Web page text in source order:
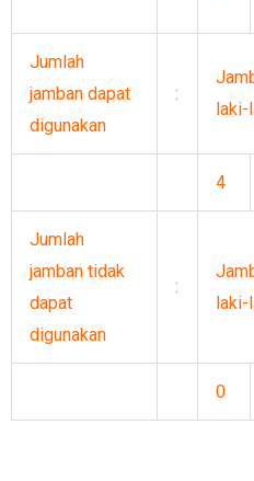
Jumlah
jamban dapat
digunakan
:
laki-
4
Jumlah
jamban tidak
dapat
digunakan
:
laki-
0